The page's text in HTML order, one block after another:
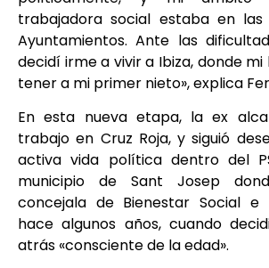
trabajadora social estaba en las
Ayuntamientos. Ante las
decidí irme a vivir a Ibiza, donde
tener a mi primer nieto», explica
En esta nueva etapa, la ex
trabajo en Cruz Roja, y siguió
activa vida política dentro del
municipio de Sant Josep
concejala de Bienestar Social e
hace algunos años, cuando
atrás «consciente de la edad».